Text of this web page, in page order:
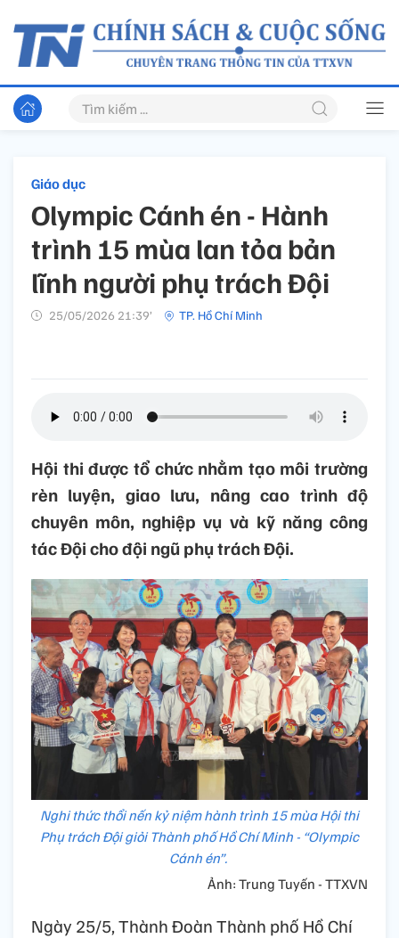
Giáo dục
Olympic Cánh én - Hành
trình 15 mùa lan tỏa bản
lĩnh người phụ trách Đội
25/05/2026 21:39’ TP. Hồ Chí Minh
Hội thi được tổ chức nhằm tạo môi trường
rèn luyện, giao lưu, nâng cao trình độ
chuyên môn, nghiệp vụ và kỹ năng công
tác Đội cho đội ngũ phụ trách Đội.
Nghi thức thổi nến kỷ niệm hành trình 15 mùa Hội thi
Phụ trách Đội giỏi Thành phố Hồ Chí Minh - “Olympic
Cánh én”.
Ảnh: Trung Tuyến - TTXVN
Ngày 25/5, Thành Đoàn Thành phố Hồ Chí